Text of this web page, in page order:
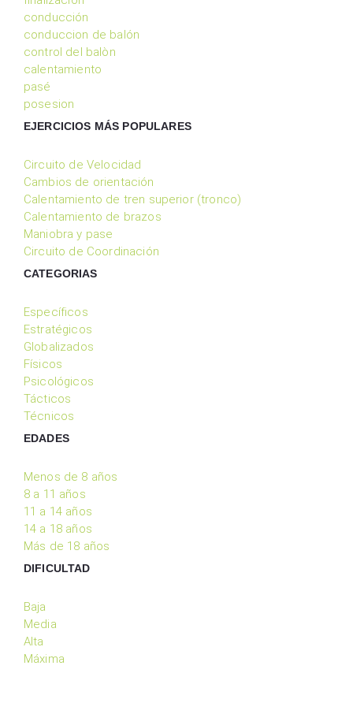
conducción
conduccion de balón
control del balòn
calentamiento
pasé
posesion
EJERCICIOS MÁS POPULARES
Circuito de Velocidad
Cambios de orientación
Calentamiento de tren superior (tronco)
Calentamiento de brazos
Maniobra y pase
Circuito de Coordinación
CATEGORIAS
Específicos
Estratégicos
Globalizados
Físicos
Psicológicos
Tácticos
Técnicos
EDADES
Menos de 8 años
8 a 11 años
11 a 14 años
14 a 18 años
Más de 18 años
DIFICULTAD
Baja
Media
Alta
Máxima